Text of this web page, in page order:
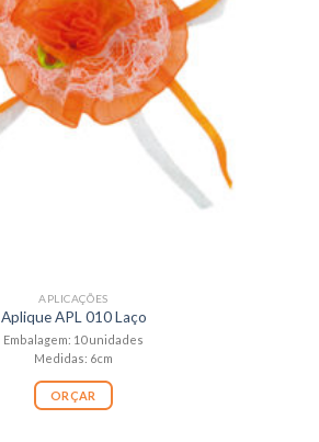
APLICAÇÕES
Aplique APL 010 Laço
Embalagem: 10 unidades
Medidas: 6cm
ORÇAR